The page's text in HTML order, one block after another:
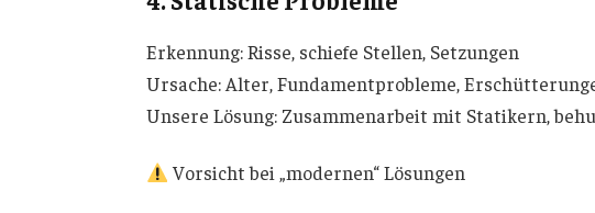
Erkennung: Risse, schiefe Stellen, Setzungen
Ursache: Alter, Fundamentprobleme,
Unsere Lösung: Zusammenarbeit mit Statikern,
Vorsicht bei „modernen“ Lösungen